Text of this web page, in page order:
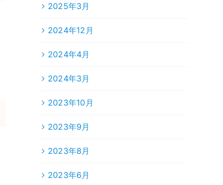
2025年3月
2024年12月
2024年4月
2024年3月
2023年10月
2023年9月
2023年8月
2023年6月